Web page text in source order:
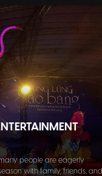
people are eagerly
with family, friends, and